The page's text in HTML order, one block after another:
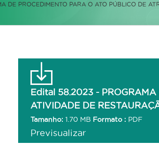
DE PROCEDIMENTO PARA O ATO PÚBLICO DE
Edital 58.2023 - PROGRAMA
ATIVIDADE DE
Tamanho: 1.70 MB Formato : PDF
Previsualizar